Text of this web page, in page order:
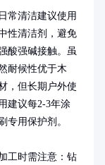
日常清洁建议使用
性清洁剂，避免
酸强碱接触。虽
耐候性优于木
，但长期户外使
建议每2-3年涂
专用保护剂。
工时需注意：钻